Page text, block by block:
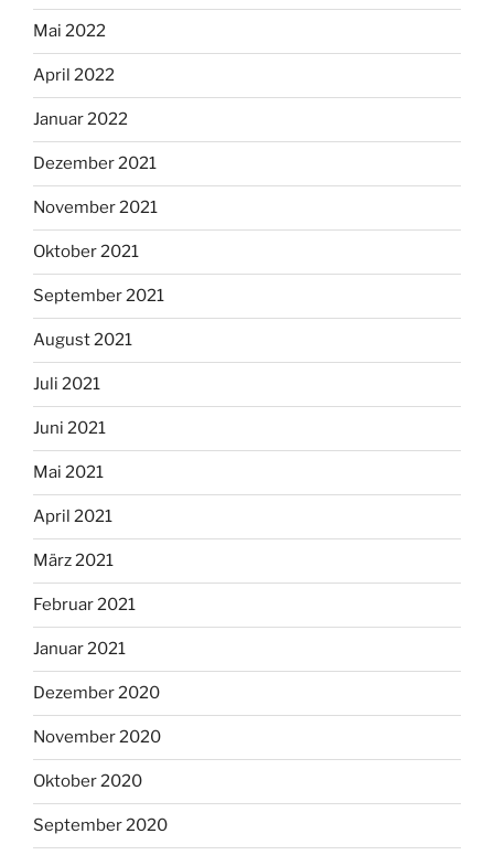
Mai 2022
April 2022
Januar 2022
Dezember 2021
November 2021
Oktober 2021
September 2021
August 2021
Juli 2021
Juni 2021
Mai 2021
April 2021
März 2021
Februar 2021
Januar 2021
Dezember 2020
November 2020
Oktober 2020
September 2020